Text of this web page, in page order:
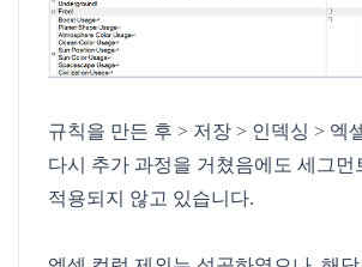
규칙을 만든 후 > 저장 > 인덱싱 > 엑
다시 추가 과정을 거쳤음에도 세그먼
적용되지 않고 있습니다.